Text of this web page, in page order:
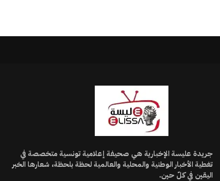
جريدة عليسة الإخبارية هي صحيفة إعلامية تونسية متخصصة في
تغطية الأخبار الوطنية والمحلية والعالمية لحظة بلحظة، شعارها الخبر
اليقين في كلّ حين.